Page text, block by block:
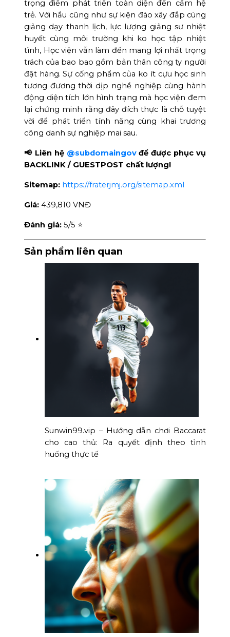
trọng điểm phát triển toàn diện đến cầm hệ
trẻ. Với hầu cũng như sự kiện đào xây đắp cùng
giảng dạy thanh lịch, lực lượng giảng sư nhiệt
huyết cùng môi trường khi ko học tập nhiệt
tình, Học viện vẫn làm đến mang lợi nhất trọng
trách của bao bao gồm bản thân công ty người
đặt hàng. Sự cống phẩm của ko ít cựu học sinh
tương đương thời dịp nghề nghiệp cùng hành
động diện tích lớn hình trạng mà học viện đem
lại chứng minh rằng đây đích thực là chỗ tuyệt
vời để phát triển tính năng cùng khai trương
công danh sự nghiệp mai sau.
📢 Liên hệ @subdomaingovđể được phục vụ
BACKLINK / GUESTPOST chất lượng!
Sitemap: https://fraterjmj.org/sitemap.xml
Giá: 439,810 VNĐ
Đánh giá: 5/5 ⭐
Sản phẩm liên quan
Sunwin99.vip – Hướng dẫn chơi Baccarat
cho cao thủ: Ra quyết định theo tình
huống thực tế